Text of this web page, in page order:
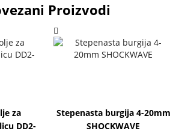
Proizvodi
za
DD2-
Stepenasta burgija 4-20mm
SHOCKWAVE